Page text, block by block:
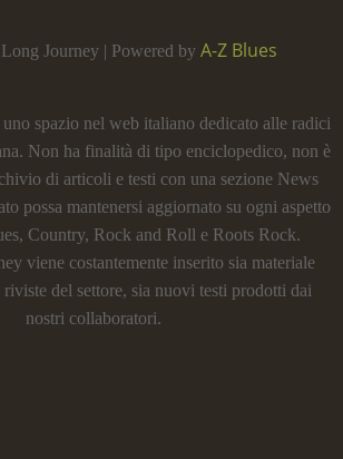
Journey | Powered by A-Z Blues
spazio nel web italiano dedicato alle radici
Non ha finalità di tipo enciclopedico, non è
di articoli e testi con una sezione News
possa mantenersi aggiornato su ogni aspetto
Country, Rock and Roll e Roots Rock.
viene costantemente inserito sia materiale
riviste del settore, sia nuovi testi prodotti dai
nostri collaboratori.